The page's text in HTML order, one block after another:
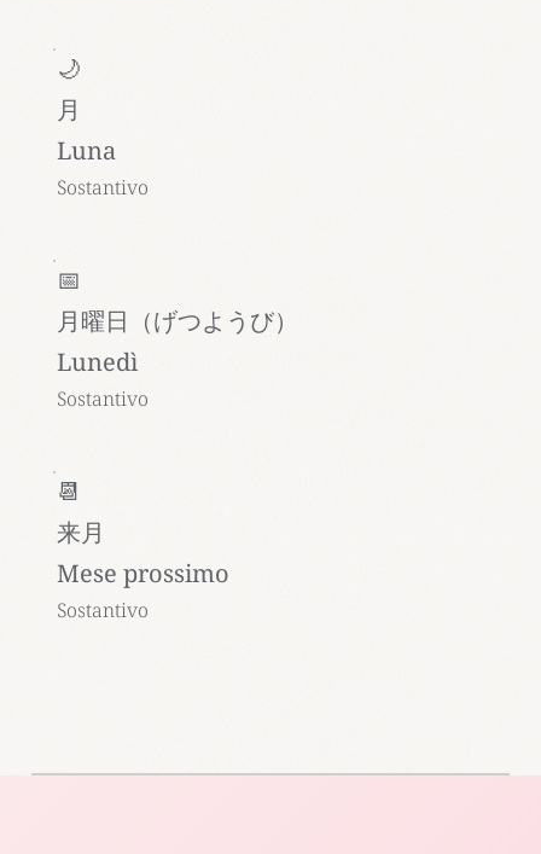
🌙
月
Luna
Sostantivo
📅
月曜日（げつようび）
Lunedì
Sostantivo
📆
来月
Mese prossimo
Sostantivo